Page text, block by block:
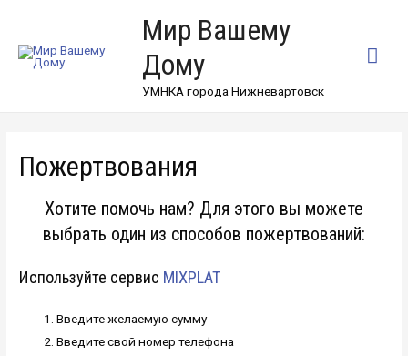
Мир Вашему
Дому
УМНКА города Нижневартовск
Пожертвования
Хотите помочь нам? Для этого вы можете
выбрать один из способов пожертвований:
Используйте сервис MIXPLAT
Введите желаемую сумму
Введите свой номер телефона